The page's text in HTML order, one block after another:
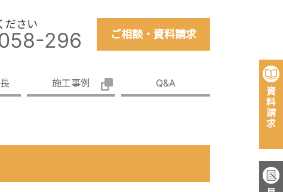
ださい
296 ご相談・資料請求
施工事例 Q&A
資
料
請
求